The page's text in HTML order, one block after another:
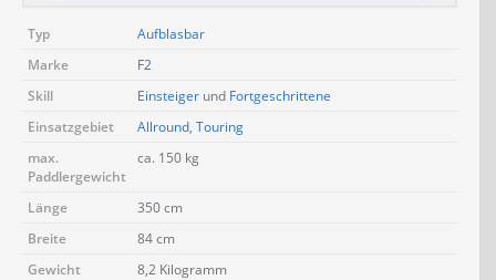
Typ
Aufblasbar
Marke
F2
Skill
Einsteiger und Fortgeschrittene
Einsatzgebiet
Allround, Touring
max.
Paddlergewicht
ca. 150 kg
Länge
350 cm
Breite
84 cm
Gewicht
8,2 Kilogramm